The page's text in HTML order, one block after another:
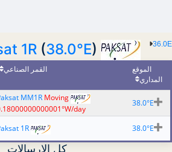
36.0E
1R(38.0°E) باقة -
الموقع
المداري
القمر الصناعي
38.0°E
MM1R Moving
day
38.0°E
1R
كل الإرسالات